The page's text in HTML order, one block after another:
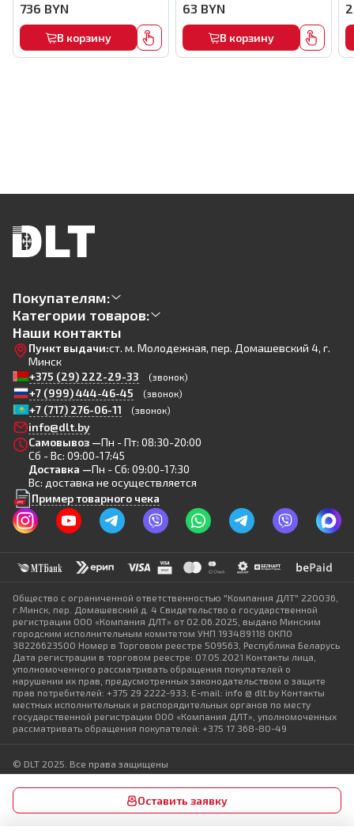
Оставить заявку
736 BYN
В корзину
арт.0116
63 BYN
В корзину
Покупателям:
Категории товаров:
Наши контакты
Пункт выдачи:ст. м. Молодежная, пер. Домашевский 4, г.
Минск
+375 (29) 222-29-33
(звонок)
+7 (999) 444-46-45 (звонок)
+7 (717) 276-06-11 (звонок)
info@dlt.by
Самовывоз —Пн - Пт: 08:30-20:00
Сб - Вс: 09:00-17:45
Доставка —Пн - Сб: 09:00-17:30
Вс: доставка не осуществляется
Пример товарного чека
Общество с ограниченной ответственностью "Компания ДЛТ" 220036,
г.Минск, пер. Домашевский д. 4 Свидетельство о государственной
регистрации ООО «Компания ДЛТ» от 02.06.2025, выдано Минским
городским исполнительным комитетом УНП 193489118 ОКПО
38226623500 Номер в Торговом реестре 509563, Республика Беларусь
Дата регистрации в торговом реестре: 07.05.2021 Контакты лица,
уполномоченного рассматривать обращения покупателей о
нарушении их прав, предусмотренных законодательством о защите
прав потребителей: +375 29 2222-933; E-mail: info @ dlt.by Контакты
местных исполнительных и распорядительных органов по месту
государственной регистрации ООО «Компания ДЛТ», уполномоченных
рассматривать обращения покупателей: +375 17 368-80-49
© DLT 2025. Все права защищены
Политика конфиденциальности
Выбор настроек Cookie
Разработка сайта — SLAM